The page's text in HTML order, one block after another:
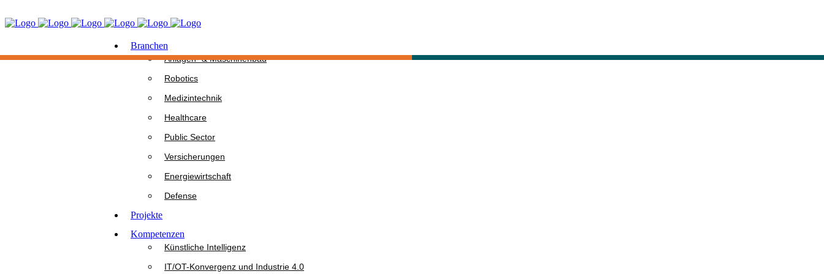
Branchen
Anlagen- & Maschinenbau
Robotics
Medizintechnik
Healthcare
Public Sector
Versicherungen
Energiewirtschaft
Defense
Projekte
Kompetenzen
Künstliche Intelligenz
IT/OT-Konvergenz und Industrie 4.0